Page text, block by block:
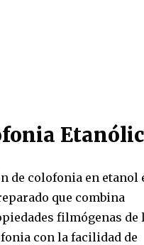
de colofonia en etanol
que combina
filmógenas de
con la facilidad de